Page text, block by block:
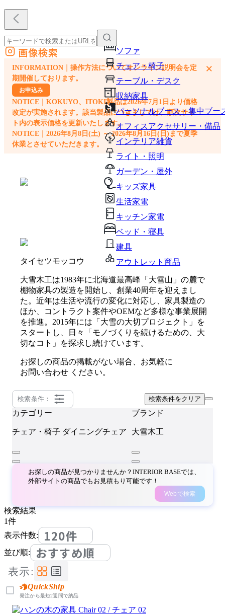
ソファ
チェア・椅子
テーブル・デスク
収納家具
パーソナルブース・集中ブー
オフィスアクセサリー・備品
インテリア雑貨
ライト・照明
ガーデン・屋外
キッズ家具
生活家電
キッチン家電
ベッド・寝具
建具
アウトレット商品
外部サイトの商品をカートに追加
他のサイトで見つけた商品ページのURLを貼り付けて、カートに追加できます
画像検索
INFORMATION｜操作方法についてオンライン説明会を定
期開催しております。
お申込み
NOTICE｜KOKUYO、ITOKI製品は2026年7月1日より価格
改定が実施されます。該当製品につきましては、順次サイ
ト内の表示価格を更新いたします。
NOTICE｜2026年8月8日(土) ～ 2026年8月16日(日)まで夏季
休業とさせていただきます。
×
タイセツモッコウ
大雪木工は1983年に北海道最高峰「大雪山」の麓で
棚物家具の製造を開始し、創業40周年を迎えまし
た。近年は生活や流行の変化に対応し、家具製造の
ほか、コントラクト案件やOEMなど多様な事業展開
を推進。2015年には「大雪の大切プロジェクト」を
スタートし、日々「モノづくりを続けるための、大
切なコト」を探求し続けています。
お探しの商品の掲載がない場合、お気軽に
お問い合わせ ください。
検索条件： 検索条件をクリア
カテゴリー
チェア・椅子 ダイニングチェア
ブランド
大雪木工
お探しの商品が見つかりませんか？INTERIOR BASEでは、
外部サイトの商品でもお見積もり可能です！
Webで検索
検索結果
1件
表示件数:
120件
並び順: おすすめ順
表示:
QuickShip
発注から最短2週間で納品